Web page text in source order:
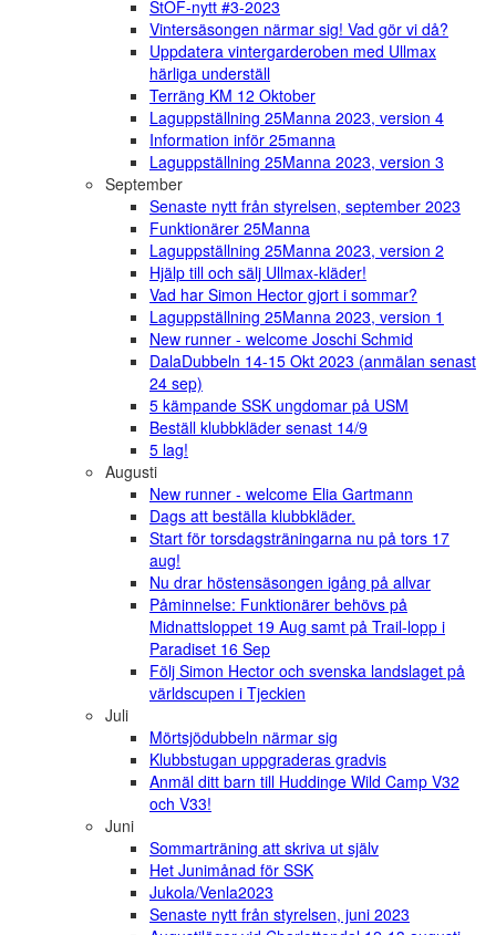
StOF-nytt #3-2023
Vintersäsongen närmar sig! Vad gör vi då?
Uppdatera vintergarderoben med Ullmax
härliga underställ
Terräng KM 12 Oktober
Laguppställning 25Manna 2023, version 4
Information inför 25manna
Laguppställning 25Manna 2023, version 3
September
Senaste nytt från styrelsen, september 2023
Funktionärer 25Manna
Laguppställning 25Manna 2023, version 2
Hjälp till och sälj Ullmax-kläder!
Vad har Simon Hector gjort i sommar?
Laguppställning 25Manna 2023, version 1
New runner - welcome Joschi Schmid
DalaDubbeln 14-15 Okt 2023 (anmälan senast
24 sep)
5 kämpande SSK ungdomar på USM
Beställ klubbkläder senast 14/9
5 lag!
Augusti
New runner - welcome Elia Gartmann
Dags att beställa klubbkläder.
Start för torsdagsträningarna nu på tors 17
aug!
Nu drar höstensäsongen igång på allvar
Påminnelse: Funktionärer behövs på
Midnattsloppet 19 Aug samt på Trail-lopp i
Paradiset 16 Sep
Följ Simon Hector och svenska landslaget på
världscupen i Tjeckien
Juli
Mörtsjödubbeln närmar sig
Klubbstugan uppgraderas gradvis
Anmäl ditt barn till Huddinge Wild Camp V32
och V33!
Juni
Sommarträning att skriva ut själv
Het Junimånad för SSK
Jukola/Venla2023
Senaste nytt från styrelsen, juni 2023